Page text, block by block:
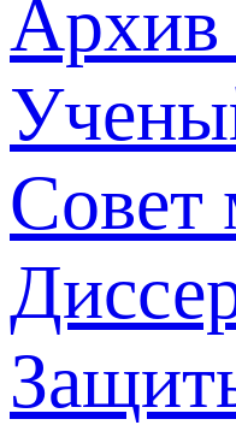
Архив
Совет